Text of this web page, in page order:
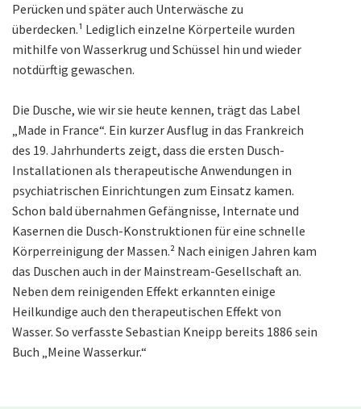
Perücken und später auch Unterwäsche zu
überdecken.¹ Lediglich einzelne Körperteile wurden
mithilfe von Wasserkrug und Schüssel hin und wieder
notdürftig gewaschen.
Die Dusche, wie wir sie heute kennen, trägt das Label
„Made in France“. Ein kurzer Ausflug in das Frankreich
des 19. Jahrhunderts zeigt, dass die ersten Dusch-
Installationen als therapeutische Anwendungen in
psychiatrischen Einrichtungen zum Einsatz kamen.
Schon bald übernahmen Gefängnisse, Internate und
Kasernen die Dusch-Konstruktionen für eine schnelle
Körperreinigung der Massen.² Nach einigen Jahren kam
das Duschen auch in der Mainstream-Gesellschaft an.
Neben dem reinigenden Effekt erkannten einige
Heilkundige auch den therapeutischen Effekt von
Wasser. So verfasste Sebastian Kneipp bereits 1886 sein
Buch „Meine Wasserkur.“